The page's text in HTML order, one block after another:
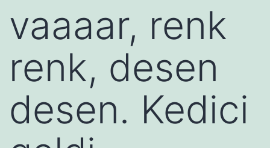
vaaaar, renk
renk, desen
desen. Kedici